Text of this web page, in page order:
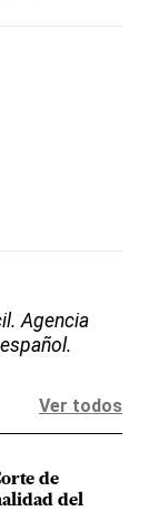
Agencia
Ver todos
de
del